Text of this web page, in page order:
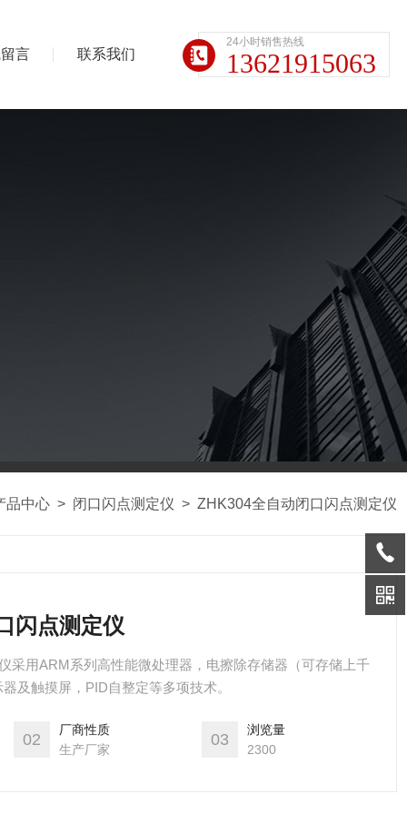
言 联系我们
24小时销售热线
13621915063
品中心 > 闭口闪点测定仪 > ZHK304全自动闭口闪点测定仪
闪点测定仪
采用ARM系列高性能微处理器，电擦除存储器（可存储上千
及触摸屏，PID自整定等多项技术。
02
厂商性质
生产厂家
03
浏览量
2300